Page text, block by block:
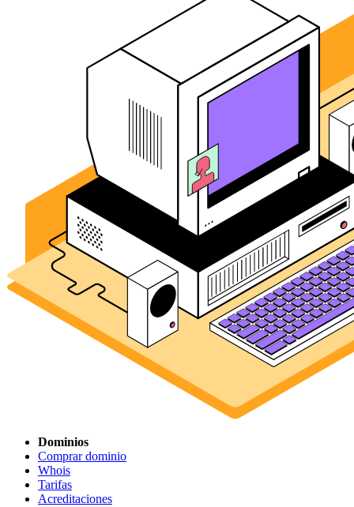
Dominios
Comprar dominio
Whois
Tarifas
Acreditaciones